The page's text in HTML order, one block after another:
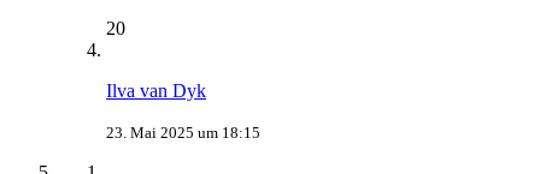
20
Ilva van Dyk
23. Mai 2025 um 18:15